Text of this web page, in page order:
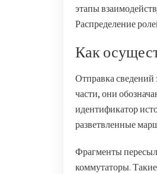
этапы
Распределение
Как
Отправка сведений
части, они
идентификатор
разветвленные
Фрагменты
коммутаторы.